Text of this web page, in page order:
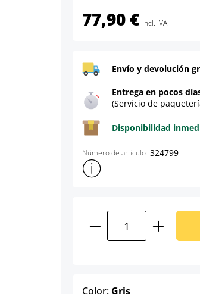
77,90 € incl. IVA
Envío y devolución
Entrega en pocos
(Servicio de
Disponibilidad
Número de artículo: 324799
Mostrar más información
Cantidad del
Color: Grisselect